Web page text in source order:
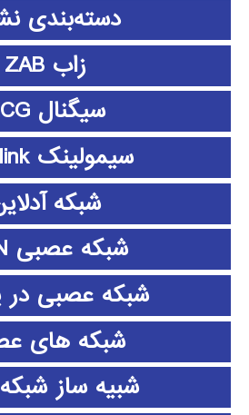
دسته‌بندی
زاب ZAB
سیگنال ECG
سیمولینک simulink
شبکه
شبکه عصبی CNN
شبکه عصبی در
شبکه های
شبیه ساز شبکه NS2